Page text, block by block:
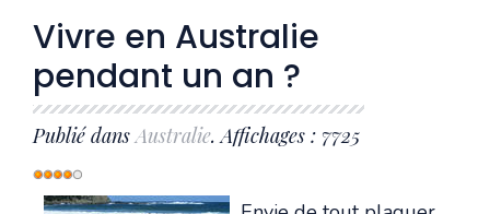
Vivre en Australie
pendant un an ?
Publié dans Australie. Affichages : 7725
Vote
utilisateur:4/5